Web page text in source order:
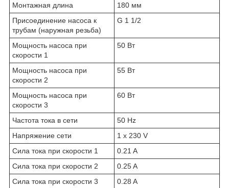
Монтажная длина
180 мм
Присоединение насоса к
трубам (наружная резьба)
G 1 1/2
Мощность насоса при
скорости 1
50 Вт
Мощность насоса при
скорости 2
55 Вт
Мощность насоса при
скорости 3
60 Вт
Частота тока в сети
50 Hz
Напряжение сети
1 x 230 V
Сила тока при скорости 1
0.21 A
Сила тока при скорости 2
0.25 A
Сила тока при скорости 3
0.28 A